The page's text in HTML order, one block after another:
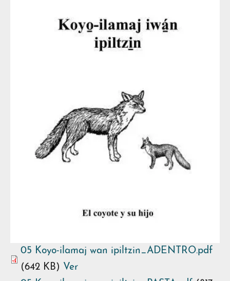
05 Koyo-ilamaj wan ipiltzin_ADENTRO.pdf
(642 KB) Ver